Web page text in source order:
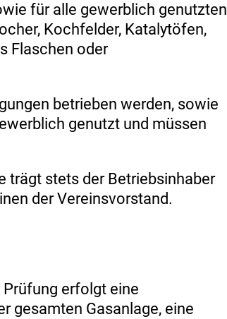
für alle gewerblich genutzten
Kochfelder, Katalytöfen,
Flaschen oder
betrieben werden, sowie
genutzt und müssen
trägt stets der Betriebsinhaber
der Vereinsvorstand.
Prüfung erfolgt eine
gesamten Gasanlage, eine